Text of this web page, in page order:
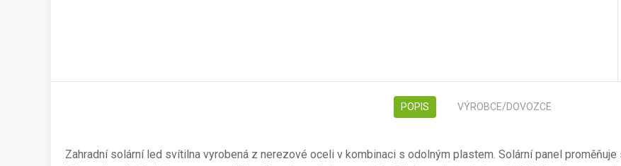
POPIS VÝROBCE/DOVOZCE
Zahradní solární led svítilna vyrobená z nerezové oceli v kombinaci s odolným plastem. Solární panel